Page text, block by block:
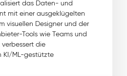
das Daten- und
mit einer ausgeklügelten
visuellen Designer und der
Tools wie Teams und
die
KI/ML-gestützte